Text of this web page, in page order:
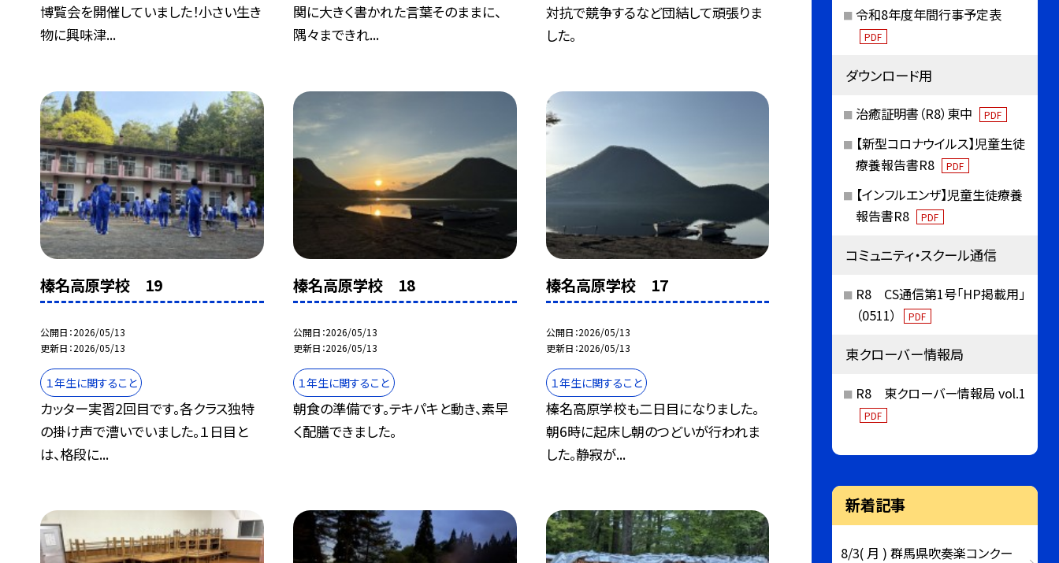
博覧会を開催していました！小さい生き
物に興味津...
関に大きく書かれた言葉そのままに、
隅々まできれ...
対抗で競争するなど団結して頑張りま
した。
榛名高原学校 19
公開日 2026/05/13
更新日 2026/05/13
１年生に関すること
カッター実習2回目です。各クラス独特
の掛け声で漕いでいました。１日目と
は、格段に...
榛名高原学校 18
公開日 2026/05/13
更新日 2026/05/13
１年生に関すること
朝食の準備です。テキパキと動き、素早
く配膳できました。
榛名高原学校 17
公開日 2026/05/13
更新日 2026/05/13
１年生に関すること
榛名高原学校も二日目になりました。
朝6時に起床し朝のつどいが行われま
した。静寂が...
令和8年度年間行事予定表
PDF
ダウンロード用
治癒証明書（R8）東中 PDF
【新型コロナウイルス】児童生徒
療養報告書R8
PDF
【インフルエンザ】児童生徒療養
報告書R8
PDF
コミュニティ・スクール通信
R8 CS通信第1号「HP掲載用」
（0511）
PDF
東クローバー情報局
R8 東クローバー情報局 vol.1
PDF
新着記事
8/3( 月 ) 群馬県吹奏楽コンクー